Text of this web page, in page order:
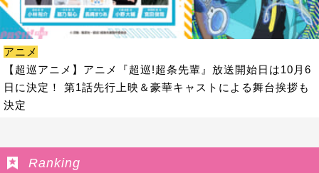
アニメ
【超巡アニメ】アニメ『超巡!超条先輩』放送開始日は10月6
日に決定！ 第1話先行上映＆豪華キャストによる舞台挨拶も
決定
Ranking